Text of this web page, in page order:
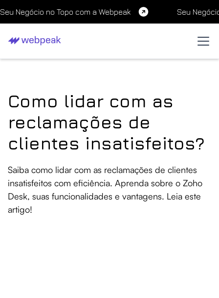
Seu Negócio no Topo com a Webpeak Seu
Como lidar com as
reclamações de
clientes insatisfeitos?
Saiba como lidar com as reclamações de clientes
insatisfeitos com eficiência. Aprenda sobre o Zoho
Desk, suas funcionalidades e vantagens. Leia este
artigo!